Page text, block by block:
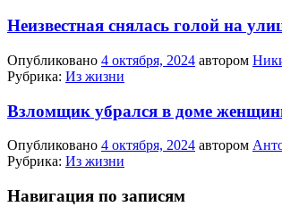
Неизвестная снялась голой на
Опубликовано 4 октября, 2024 автором
Рубрика: Из жизни
Взломщик убрался в доме
Опубликовано 4 октября, 2024 автором
Рубрика: Из жизни
Навигация по записям